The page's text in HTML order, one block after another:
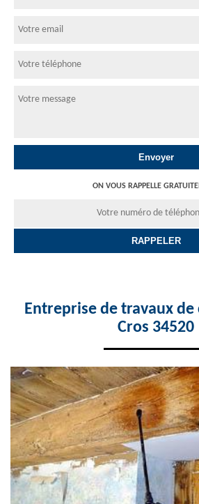
ON VOUS RAPPELLE
Entreprise de travaux de
Cros 34520